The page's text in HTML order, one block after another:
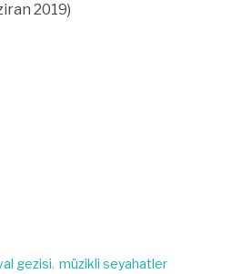
2019)
gezisi, müzikli seyahatler